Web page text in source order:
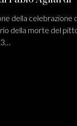
della celebrazione
della morte del